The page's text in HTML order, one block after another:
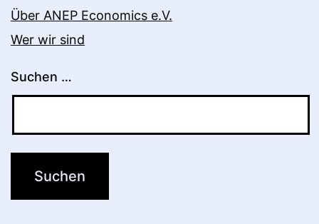
Über ANEP Economics e.V.
Wer wir sind
Suchen …